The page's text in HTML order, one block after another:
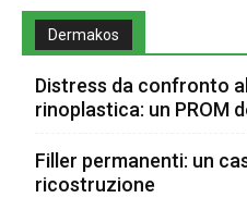
Dermakos
Distress da confronto
rinoplastica: un PROM
Filler permanenti: un
ricostruzione